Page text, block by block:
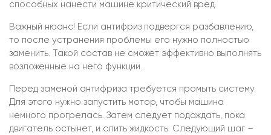
способных нанести машине критический вред.
Важный нюанс! Если антифриз подвергся разбавлению,
то после устранения проблемы его нужно полностью
заменить. Такой состав не сможет эффективно выполнять
возложенные на него функции.
Перед заменой антифриза требуется промыть систему.
Для этого нужно запустить мотор, чтобы машина
немного прогрелась. Затем следует подождать, пока
двигатель остынет, и слить жидкость. Следующий шаг –